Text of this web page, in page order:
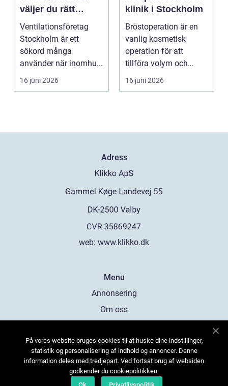
väljer du rätt
partner för frisk
luft inomhus
Ventilationsföretag
Stockholm är ett
sökord många
använder när inomhu...
16 juni 2026
klinik i Stockholm
Bröstoperation är en
vanlig kosmetisk
operation för att
tillföra volym och
skapa...
16 juni 2026
Adress
web: www.klikko.dk
Menu
Annonsering
Om oss
Kontakta oss
Sitemap
På vores website bruges cookies til at huske dine indstillinger,
statistik og personalisering af indhold og annoncer. Denne
information deles med tredjepart. Ved fortsat brug af websiden
godkender du cookiepolitikken.